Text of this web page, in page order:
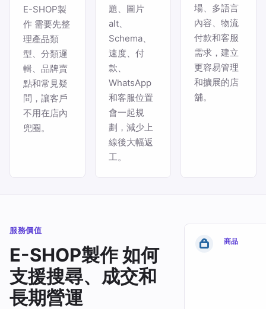
E-SHOP製
作 需要先整
理產品類
型、分類邏
輯、品牌賣
點和常見疑
問，讓客戶
不用在店內
兜圈。
題、圖片
alt、
Schema、
速度、付
款、
WhatsApp
和客服位置
會一起規
劃，減少上
線後大幅返
工。
場、多語言
內容、物流
付款和客服
需求，建立
更容易管理
和擴展的店
舖。
服務價值
E-SHOP製作 如何
支援搜尋、成交和
長期營運
商品